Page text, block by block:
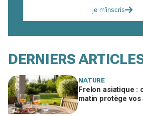
je m'inscris
DERNIERS
NATURE
Frelon asiatique :
matin protège vos